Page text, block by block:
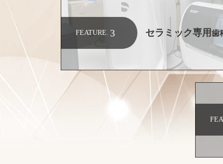
FEATURE. 3 セラミック専用歯